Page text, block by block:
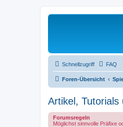
Schnellzugriff FAQ
Foren-Übersicht
Artikel, Tutorials
Forumsregeln
Möglichst sinnvolle Präfixe